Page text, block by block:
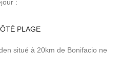
:
PLAGE
situé à 20km de Bonifacio ne